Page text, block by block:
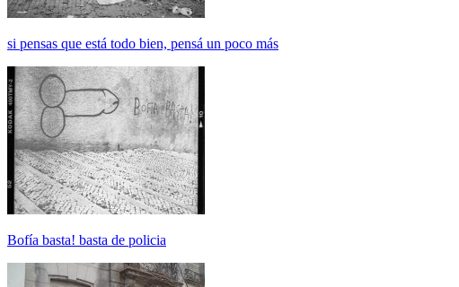
si pensas que está todo bien, pensá un poco más
Bofía basta! basta de policia